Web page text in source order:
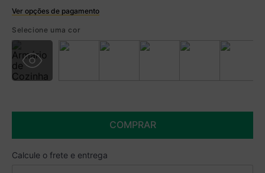
Ver opções de pagamento
R$ 1.291,99 à vista no Boleto
% de desconto)
Você economiza
Selecione uma cor
COMPRAR